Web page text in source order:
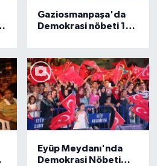
Gaziosmanpaşa'da
Demokrasi nöbeti 15
Eyüp Meydanı'nda
Demokrasi Nöbeti